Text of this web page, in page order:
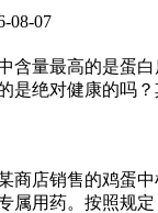
08-07
量最高的是蛋白
是绝对健康的吗？
店销售的鸡蛋中
属用药。按照规